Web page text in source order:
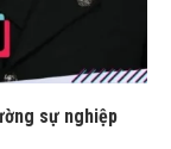
sự nghiệp